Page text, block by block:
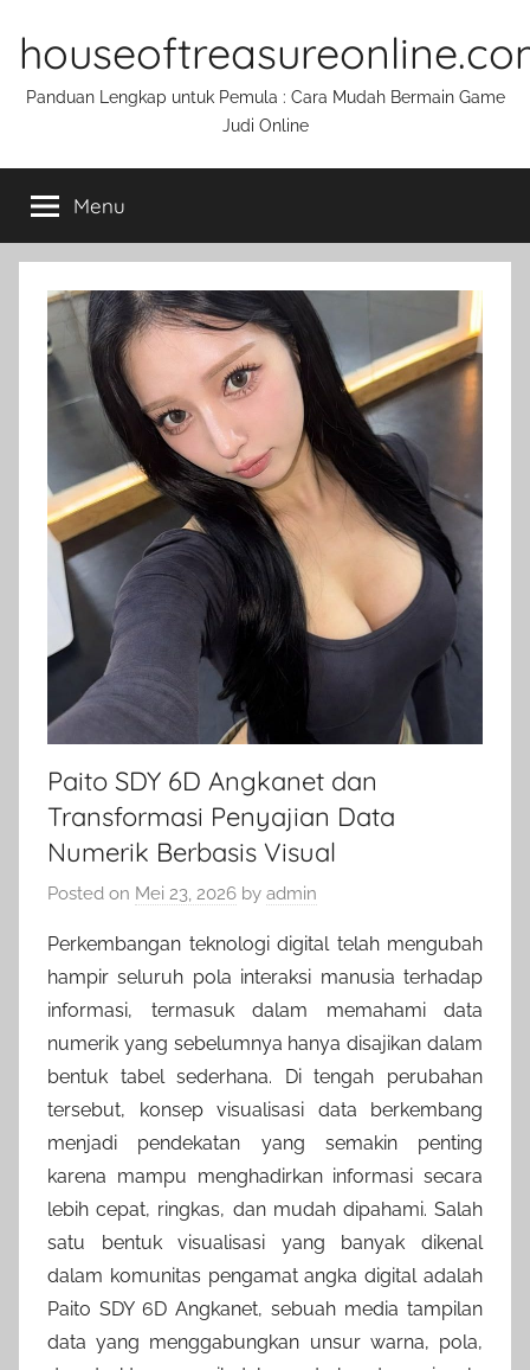
Panduan Lengkap untuk Pemula : Cara Mudah Bermain Game
Judi Online
Menu
Paito SDY 6D Angkanet dan
Transformasi Penyajian Data
Numerik Berbasis Visual
Posted on Mei 23, 2026 by admin
Perkembangan teknologi digital telah mengubah
hampir seluruh pola interaksi manusia terhadap
informasi, termasuk dalam memahami data
numerik yang sebelumnya hanya disajikan dalam
bentuk tabel sederhana. Di tengah perubahan
tersebut, konsep visualisasi data berkembang
menjadi pendekatan yang semakin penting
karena mampu menghadirkan informasi secara
lebih cepat, ringkas, dan mudah dipahami. Salah
satu bentuk visualisasi yang banyak dikenal
dalam komunitas pengamat angka digital adalah
Paito SDY 6D Angkanet, sebuah media tampilan
data yang menggabungkan unsur warna, pola,